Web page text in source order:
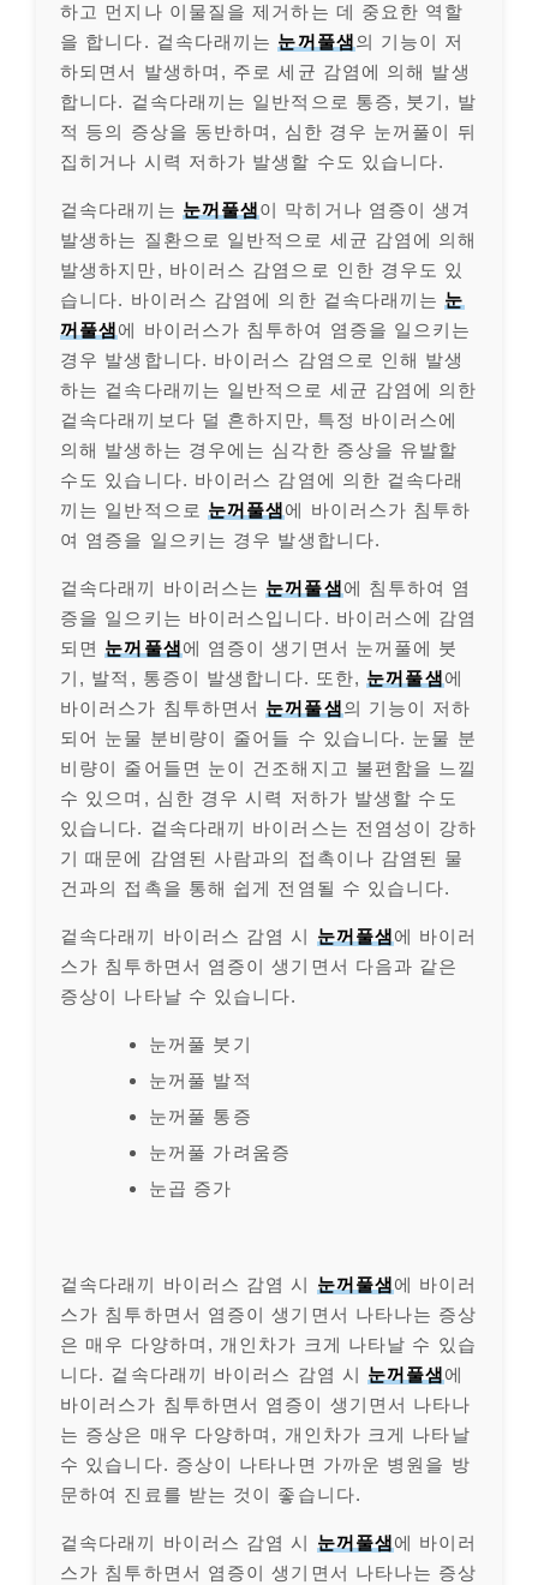
하고 먼지나 이물질을 제거하는 데 중요한 역할
을 합니다. 겉속다래끼는 눈꺼풀샘 의 기능이 저
하되면서 발생하며, 주로 세균 감염에 의해 발생
합니다. 겉속다래끼는 일반적으로 통증, 붓기, 발
적 등의 증상을 동반하며, 심한 경우 눈꺼풀이 뒤
집히거나 시력 저하가 발생할 수도 있습니다.
겉속다래끼는 눈꺼풀샘 이 막히거나 염증이 생겨
발생하는 질환으로 일반적으로 세균 감염에 의해
발생하지만, 바이러스 감염으로 인한 경우도 있
습니다. 바이러스 감염에 의한 겉속다래끼는 눈
꺼풀샘 에 바이러스가 침투하여 염증을 일으키는
경우 발생합니다. 바이러스 감염으로 인해 발생
하는 겉속다래끼는 일반적으로 세균 감염에 의한
겉속다래끼보다 덜 흔하지만, 특정 바이러스에
의해 발생하는 경우에는 심각한 증상을 유발할
수도 있습니다. 바이러스 감염에 의한 겉속다래
끼는 일반적으로 눈꺼풀샘 에 바이러스가 침투하
여 염증을 일으키는 경우 발생합니다.
겉속다래끼 바이러스는 눈꺼풀샘 에 침투하여 염
증을 일으키는 바이러스입니다. 바이러스에 감염
되면 눈꺼풀샘 에 염증이 생기면서 눈꺼풀에 붓
기, 발적, 통증이 발생합니다. 또한, 눈꺼풀샘 에
바이러스가 침투하면서 눈꺼풀샘 의 기능이 저하
되어 눈물 분비량이 줄어들 수 있습니다. 눈물 분
비량이 줄어들면 눈이 건조해지고 불편함을 느낄
수 있으며, 심한 경우 시력 저하가 발생할 수도
있습니다. 겉속다래끼 바이러스는 전염성이 강하
기 때문에 감염된 사람과의 접촉이나 감염된 물
건과의 접촉을 통해 쉽게 전염될 수 있습니다.
겉속다래끼 바이러스 감염 시 눈꺼풀샘 에 바이러
스가 침투하면서 염증이 생기면서 다음과 같은
증상이 나타날 수 있습니다.
눈꺼풀 붓기
눈꺼풀 발적
눈꺼풀 통증
눈꺼풀 가려움증
눈곱 증가
겉속다래끼 바이러스 감염 시 눈꺼풀샘 에 바이러
스가 침투하면서 염증이 생기면서 나타나는 증상
은 매우 다양하며, 개인차가 크게 나타날 수 있습
니다. 겉속다래끼 바이러스 감염 시 눈꺼풀샘 에
바이러스가 침투하면서 염증이 생기면서 나타나
는 증상은 매우 다양하며, 개인차가 크게 나타날
수 있습니다. 증상이 나타나면 가까운 병원을 방
문하여 진료를 받는 것이 좋습니다.
겉속다래끼 바이러스 감염 시 눈꺼풀샘 에 바이러
스가 침투하면서 염증이 생기면서 나타나는 증상